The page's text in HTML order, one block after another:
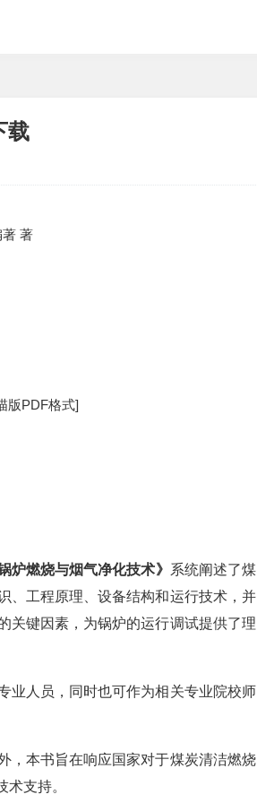
载
著
版PDF格式]
炉燃烧与烟气净化技术》 系统阐述了煤
、工程原理、设备结构和运行技术，并
关键因素，为锅炉的运行调试提供了理
业人员，同时也可作为相关专业院校师
，本书旨在响应国家对于煤炭清洁燃烧
支持。